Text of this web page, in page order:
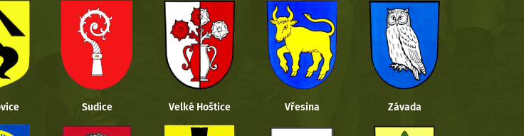
Sudice Velké Hoštice Vřesina Závada